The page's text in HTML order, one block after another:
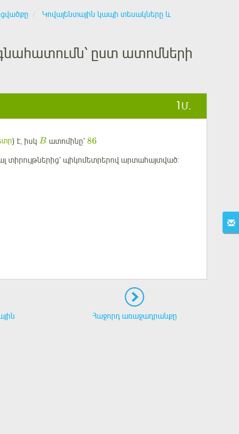
Կովալենտային կապի տեսակները և
ըստ ատոմների
1 Մ.
) է, իսկB ատոմինը՝86
տիրույթներից՝ պիկոմետրերով արտահայտված:
Հաջորդ առաջադրանքը